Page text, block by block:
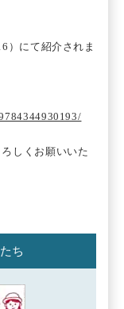
）にて紹介されま
しくお願いいた
ち